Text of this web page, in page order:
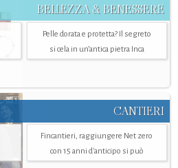
BELLEZZA & BENESSERE
Pelle dorata e protetta? Il segreto
si cela in un’antica pietra Inca
CANTIERI
Fincantieri, raggiungere Net zero
con 15 anni d'anticipo si può